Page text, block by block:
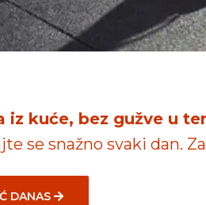
iz kuće, bez gužve u
se snažno svaki dan.
DANAS